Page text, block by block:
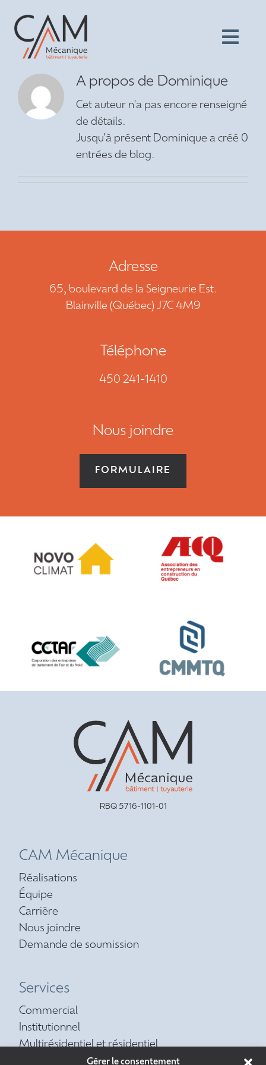
Gérer le consentement
contenu
SERVICES
RÉFRIGÉRATION
TUYAUTERIE
À PROPOS
DEMANDE DE SOUMISSION
À propos de Dominique
Cet auteur n'a pas encore renseigné
de détails.
Jusqu'à présent Dominique a créé 0
entrées de blog.
Adresse
65, boulevard de la Seigneurie Est.
Blainville (Québec) J7C 4M9
Téléphone
450 241-1410
Nous joindre
FORMULAIRE
RBQ 5716-1101-01
CAM Mécanique
Réalisations
Équipe
Carrière
Nous joindre
Demande de soumission
Services
Commercial
Institutionnel
Multirésidentiel et résidentiel
Contrat d’entretien préventif